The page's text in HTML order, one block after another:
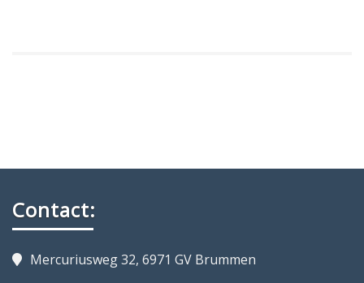
Contact:
Mercuriusweg 32, 6971 GV Brummen